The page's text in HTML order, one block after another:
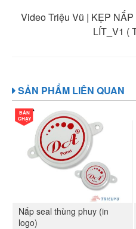
Video Triệu Vũ | KẸP
LÍT_V1 (
SẢN PHẨM LIÊN QUAN
BÁN
CHẠY
Nắp seal thùng phuy (in
logo)